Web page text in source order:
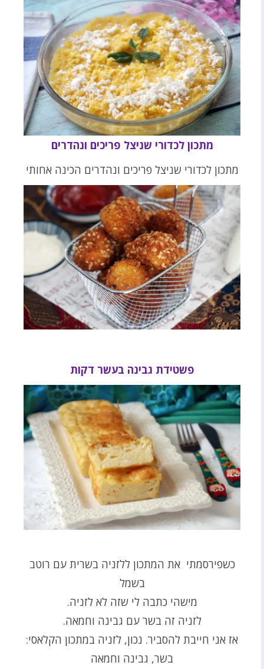
מתכון לכדורי שניצל פריכים ונהדרים
מתכון לכדורי שניצל פריכים ונהדרים הכינה אחותי
פשטידת גבינה בעשר דקות
כשפירסמתי את המתכון ללזניה בשרית עם רוטב
בשמל
מישהי כתבה לי שזה לא לזניה.
לזניה זה בשר עם גבינה וחמאה.
אז אני חייבת להסביר. נכון, לזניה במתכון הקלאסי:
בשר, גבינה וחמאה